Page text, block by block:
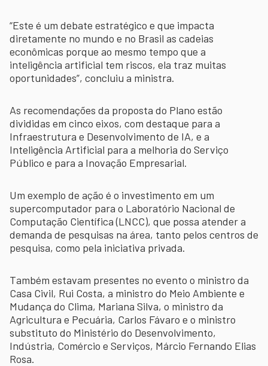
“Este é um debate estratégico e que impacta
diretamente no mundo e no Brasil as cadeias
econômicas porque ao mesmo tempo que a
inteligência artificial tem riscos, ela traz muitas
oportunidades”, concluiu a ministra.
As recomendações da proposta do Plano estão
divididas em cinco eixos, com destaque para a
Infraestrutura e Desenvolvimento de IA, e a
Inteligência Artificial para a melhoria do Serviço
Público e para a Inovação Empresarial.
Um exemplo de ação é o investimento em um
supercomputador para o Laboratório Nacional de
Computação Científica (LNCC), que possa atender a
demanda de pesquisas na área, tanto pelos centros de
pesquisa, como pela iniciativa privada.
Também estavam presentes no evento o ministro da
Casa Civil, Rui Costa, a ministro do Meio Ambiente e
Mudança do Clima, Mariana Silva, o ministro da
Agricultura e Pecuária, Carlos Fávaro e o ministro
substituto do Ministério do Desenvolvimento,
Indústria, Comércio e Serviços, Márcio Fernando Elias
Rosa.